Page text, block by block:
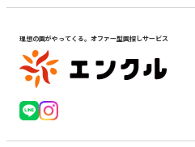
理想の園がやってくる。オファー型園探しサービス